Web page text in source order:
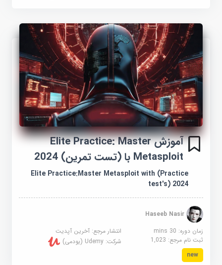
آموزش Elite Practice: Master
Metasploit با (تست تمرین) 2024
Elite Practice:Master Metasploit with (Practice
test's) 2024
Haseeb Nasir
زمان دوره: 30 mins
انتشار مرجع:آخرین آپدیت
ثبت نام مرجع:1,023 شرکت:Udemy (یودمی)
new